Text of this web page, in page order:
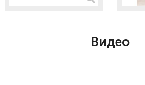
Видео